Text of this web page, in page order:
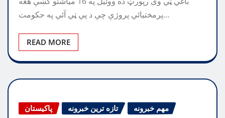
پرمختيائي پروژې چې د پي ټي آئي په حكومت…
READ MORE
پاکیستان تازه ترین خبرونه مهم خبرونه